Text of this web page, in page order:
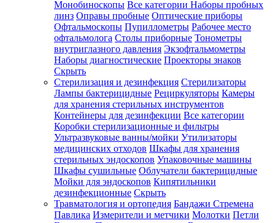
Монобиноскопы Все категории Наборы пробных
линз Оправы пробные Оптические приборы
Офтальмоскопы Пупиллометры Рабочее место
офтальмолога Столы приборные Тонометры
внутриглазного давления Экзофтальмометры
Наборы диагностические Проекторы знаков
Скрыть
Стерилизация и дезинфекция Стерилизаторы
Лампы бактерицидные Рециркуляторы Камеры
для хранения стерильных инструментов
Контейнеры для дезинфекции Все категории
Коробки стерилизационные и фильтры
Ультразвуковые ванны/мойки Утилизаторы
медицинских отходов Шкафы для хранения
стерильных эндоскопов Упаковочные машины
Шкафы сушильные Облучатели бактерицидные
Мойки для эндоскопов Кипятильники
дезинфекционные Скрыть
Травматология и ортопедия Бандажи Стремена
Павлика Измерители и метчики Молотки Петли